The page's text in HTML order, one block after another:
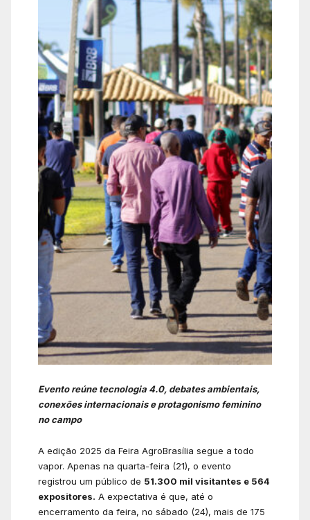
Evento reúne tecnologia 4.0, debates ambientais,
conexões internacionais e protagonismo feminino
no campo
A edição 2025 da Feira AgroBrasília segue a todo
vapor. Apenas na quarta-feira (21), o evento
registrou um público de 51.300 mil visitantes e 564
expositores. A expectativa é que, até o
encerramento da feira, no sábado (24), mais de 175